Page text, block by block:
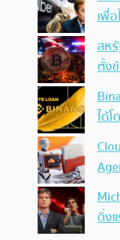
เพื่
สห
ตั้ง
ได้
ดิ่ง